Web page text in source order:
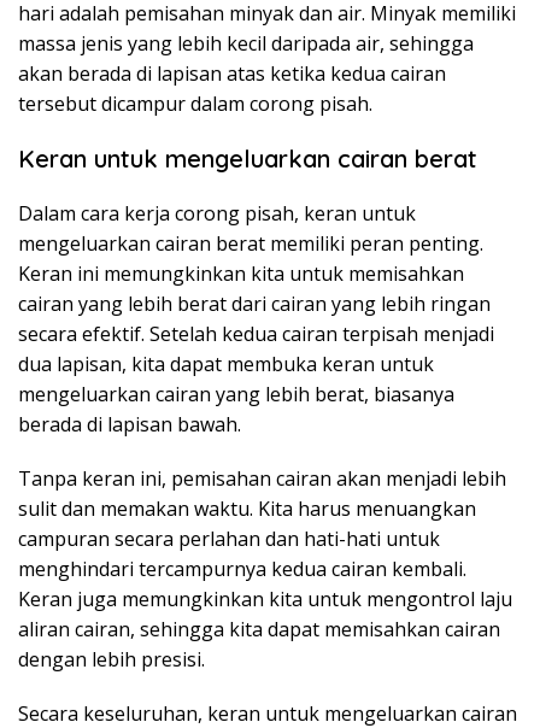
hari adalah pemisahan minyak dan air. Minyak memiliki
massa jenis yang lebih kecil daripada air, sehingga
akan berada di lapisan atas ketika kedua cairan
tersebut dicampur dalam corong pisah.
Keran untuk mengeluarkan cairan berat
Dalam cara kerja corong pisah, keran untuk
mengeluarkan cairan berat memiliki peran penting.
Keran ini memungkinkan kita untuk memisahkan
cairan yang lebih berat dari cairan yang lebih ringan
secara efektif. Setelah kedua cairan terpisah menjadi
dua lapisan, kita dapat membuka keran untuk
mengeluarkan cairan yang lebih berat, biasanya
berada di lapisan bawah.
Tanpa keran ini, pemisahan cairan akan menjadi lebih
sulit dan memakan waktu. Kita harus menuangkan
campuran secara perlahan dan hati-hati untuk
menghindari tercampurnya kedua cairan kembali.
Keran juga memungkinkan kita untuk mengontrol laju
aliran cairan, sehingga kita dapat memisahkan cairan
dengan lebih presisi.
Secara keseluruhan, keran untuk mengeluarkan cairan